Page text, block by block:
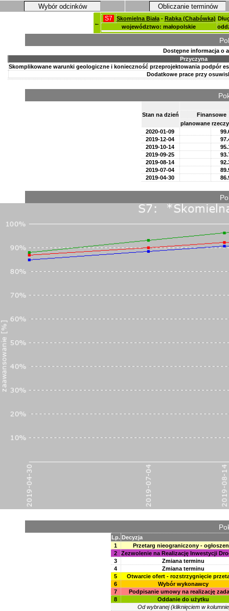
Wybór odcinków Obliczanie terminów
←
S7 Skomielna Biała- Rabka (Chabówka)
województwo: małopolskie
Dostępne informacja o
Przyczyna
Skomplikowane warunki geologiczne i konieczność przeprojektowania podpór
Dodatkowe prace przy
Stan na dzień
Finansowe
planowane
2020-01-09
2019-12-04
2019-10-14
2019-09-25
2019-08-14
2019-07-04
2019-04-30
Lp. Decyzja
1
Przetarg nieograniczony -
2
Zezwolenie na Realizację Inwestycji
3
Zmiana terminu
4
Zmiana terminu
5
Otwarcie ofert - rozstrzygnięcie
6
Wybór wykonawcy
7
Podpisanie umowy na realizację
8
Oddanie do użytku
Od wybranej (kliknięciem w